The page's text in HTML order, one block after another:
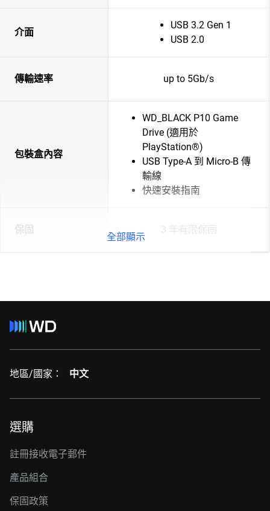
介面
USB 3.2 Gen 1
USB 2.0
傳輸速率 up to 5Gb/s
包裝盒內容
WD_BLACK P10 Game
Drive (適用於
PlayStation®)
USB Type-A 到 Micro-B 傳
輸線
快速安裝指南
保固 3 年有限保固
全部顯示
地區/國家： 中文
選購
註冊接收電子郵件
產品組合
保固政策